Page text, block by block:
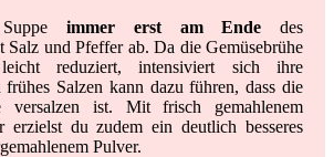
Suppeimmer erst am Ende des
Salz und Pfeffer ab. Da die Gemüsebrühe
reduziert, intensiviert sich ihre
Salzen kann dazu führen, dass die
versalzen ist. Mit frisch gemahlenem
erzielst du zudem ein deutlich besseres
Pulver.